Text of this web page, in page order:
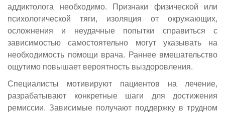
аддиктолога необходимо. Признаки физической или
психологической тяги, изоляция от окружающих,
осложнения и неудачные попытки справиться с
зависимостью самостоятельно могут указывать на
необходимость помощи врача. Раннее вмешательство
ощутимо повышает вероятность выздоровления.
Специалисты мотивируют пациентов на лечение,
разрабатывают конкретные шаги для достижения
ремиссии. Зависимые получают поддержку в трудном